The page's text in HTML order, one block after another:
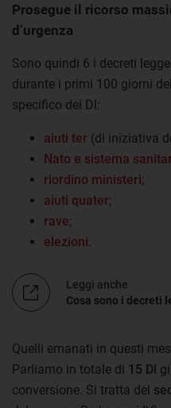
Prosegue il ricorso
d’urgenza
Sono quindi 6 i decreti
durante i primi 100 giorni
specifico dei Dl:
aiuti ter (di iniziativa
Nato e sistema
riordino ministeri;
aiuti quater;
rave;
elezioni.
Leggi anche
Cosa sono i decreti
Quelli emanati in questi
Parliamo in totale di 15 Dl
conversione. Si tratta del